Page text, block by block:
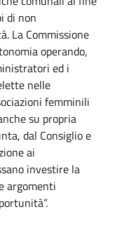
di non
La Commissione
operando,
ed i
nelle
femminili
su propria
dal Consiglio e
ai
investire la
argomenti